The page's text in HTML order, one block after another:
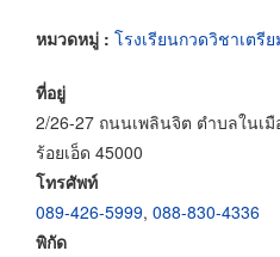
หมวดหมู่ : โรงเรียนกวดวิชาเตรี
ที่อยู่
2/26-27 ถนนเพลินจิต ตำบลในเมื
ร้อยเอ็ด 45000
โทรศัพท์
089-426-5999, 088-830-4336
พิกัด